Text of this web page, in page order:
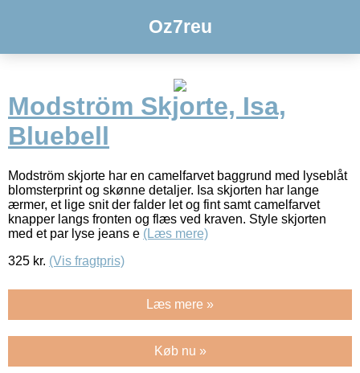
Oz7reu
Modström Skjorte, Isa,
Bluebell
Modström skjorte har en camelfarvet baggrund med lyseblåt
blomsterprint og skønne detaljer. Isa skjorten har lange
ærmer, et lige snit der falder let og fint samt camelfarvet
knapper langs fronten og flæs ved kraven. Style skjorten
med et par lyse jeans e (Læs mere)
325 kr. (Vis fragtpris)
Læs mere »
Køb nu »